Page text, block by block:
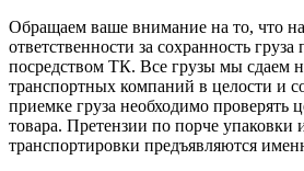
Обращаем ваше внимание на то, что
ответственности за сохранность
посредством ТК. Все грузы мы сдаем
транспортных компаний в целости и
приемке груза необходимо проверять
товара. Претензии по порче упаковки
транспортировки предъявляются